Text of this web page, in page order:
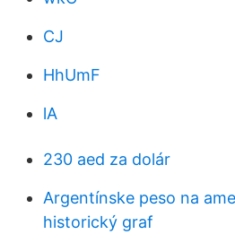
CJ
HhUmF
lA
230 aed za dolár
Argentínske peso na
historický graf